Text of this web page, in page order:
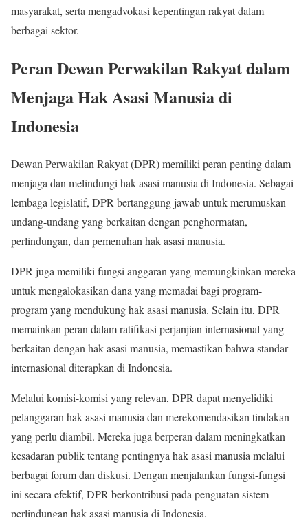
masyarakat, serta mengadvokasi kepentingan rakyat dalam
berbagai sektor.
Peran Dewan Perwakilan Rakyat dalam
Menjaga Hak Asasi Manusia di
Indonesia
Dewan Perwakilan Rakyat (DPR) memiliki peran penting dalam
menjaga dan melindungi hak asasi manusia di Indonesia. Sebagai
lembaga legislatif, DPR bertanggung jawab untuk merumuskan
undang-undang yang berkaitan dengan penghormatan,
perlindungan, dan pemenuhan hak asasi manusia.
DPR juga memiliki fungsi anggaran yang memungkinkan mereka
untuk mengalokasikan dana yang memadai bagi program-
program yang mendukung hak asasi manusia. Selain itu, DPR
memainkan peran dalam ratifikasi perjanjian internasional yang
berkaitan dengan hak asasi manusia, memastikan bahwa standar
internasional diterapkan di Indonesia.
Melalui komisi-komisi yang relevan, DPR dapat menyelidiki
pelanggaran hak asasi manusia dan merekomendasikan tindakan
yang perlu diambil. Mereka juga berperan dalam meningkatkan
kesadaran publik tentang pentingnya hak asasi manusia melalui
berbagai forum dan diskusi. Dengan menjalankan fungsi-fungsi
ini secara efektif, DPR berkontribusi pada penguatan sistem
perlindungan hak asasi manusia di Indonesia.